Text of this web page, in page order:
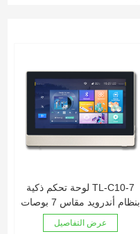
TL-C10-7 لوحة تحكم ذكية
بنظام أندرويد مقاس 7 بوصات
عرض التفاصيل